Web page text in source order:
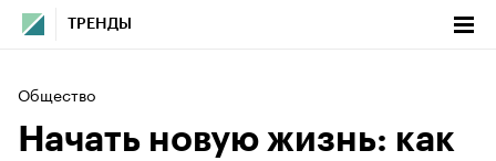
ТРЕНДЫ
Общество
Начать новую жизнь: как